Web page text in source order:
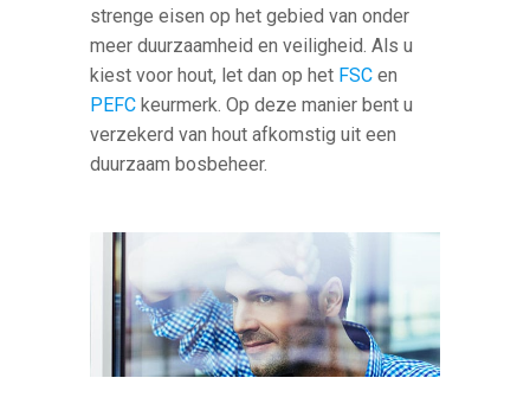
strenge eisen op het gebied van onder
meer duurzaamheid en veiligheid. Als u
kiest voor hout, let dan op het FSC en
PEFC keurmerk. Op deze manier bent u
verzekerd van hout afkomstig uit een
duurzaam bosbeheer.